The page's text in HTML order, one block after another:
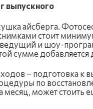
выпускного
айсберга.
стоит
и шоу-
сумме
– подготовка
по
месяц, может